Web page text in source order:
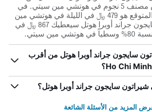
متوسط ​​سعر فندق مصنف 5 نجوم في هوتشي مين سيتي. في
المتوسط ، السعر المتوقع هو 479 ﷼ في الليلة في هوتشي مين
سيتي. شيراتون سايجون جراند أوبرا هوتل سيعطيك 867 ﷼ في
سيتي.
سايجون جراند أوبرا هوتل من أقرب
سايجون جراند أوبرا هوتل؟
المزيد من الأسئلة الشائعة